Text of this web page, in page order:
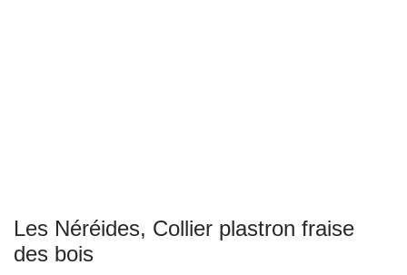
Les Néréides, Collier plastron fraise
des bois